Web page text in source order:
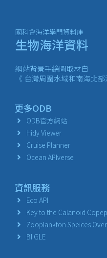
國科會海洋學門資料庫
生物海洋資料
網站背景手繪圖取材自
《 台灣周圍水域和南海北
更多ODB
ODB官方網站
Hidy Viewer
Cruise Planner
Ocean APIverse
資訊服務
Eco API
Key to the Calanoid
Zooplankton Speices
BIIGLE